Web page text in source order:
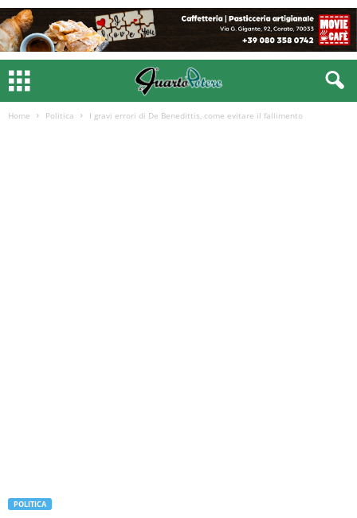
Home Politica I gravi errori di De Benedittis, come evitare il fallimento
POLITICA